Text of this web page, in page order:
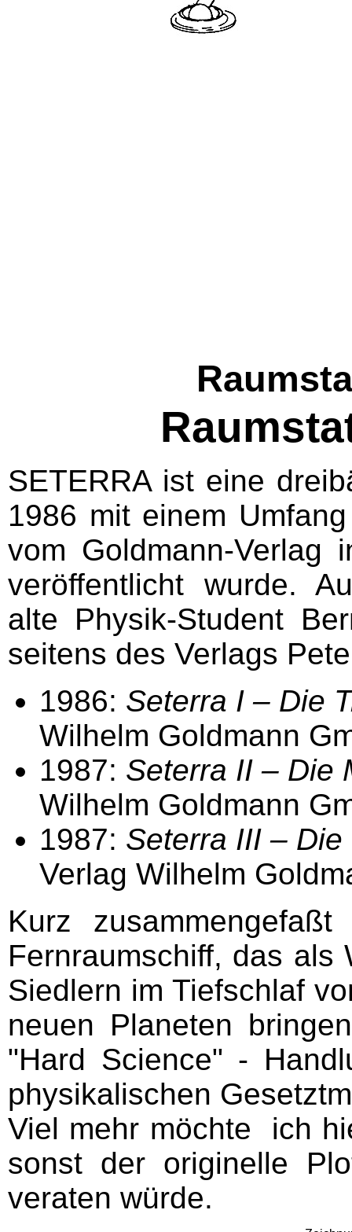
SETERRA ist eine
1986 mit einem
vom Goldmann-Verlag
veröffentlicht wurde.
alte Physik-Student
seitens des Verlags
1986: Seterra I – Die
Wilhelm Goldmann
1987: Seterra II – Die
Wilhelm Goldmann
1987: Seterra III –
Verlag Wilhelm
Kurz
Fernraumschiff, das als
Siedlern im Tiefschlaf
neuen Planeten
"Hard Science" -
physikalischen
Viel mehr möchte ich
sonst der originelle
veraten würde.